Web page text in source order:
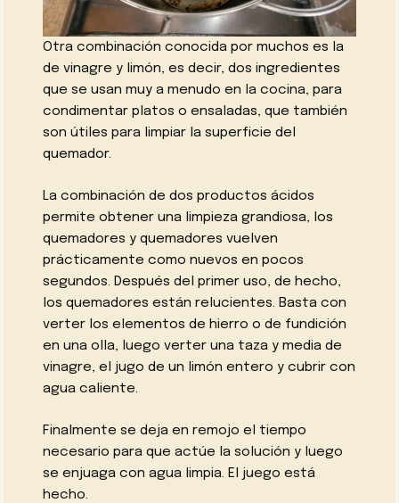
Otra combinación conocida por muchos es la
de vinagre y limón, es decir, dos ingredientes
que se usan muy a menudo en la cocina, para
condimentar platos o ensaladas, que también
son útiles para limpiar la superficie del
quemador.
La combinación de dos productos ácidos
permite obtener una limpieza grandiosa, los
quemadores y quemadores vuelven
prácticamente como nuevos en pocos
segundos. Después del primer uso, de hecho,
los quemadores están relucientes. Basta con
verter los elementos de hierro o de fundición
en una olla, luego verter una taza y media de
vinagre, el jugo de un limón entero y cubrir con
agua caliente.
Finalmente se deja en remojo el tiempo
necesario para que actúe la solución y luego
se enjuaga con agua limpia. El juego está
hecho.